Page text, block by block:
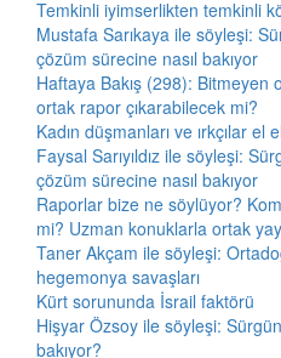
Temkinli iyimserlikten temkinli
Mustafa Sarıkaya ile söyleşi:
çözüm sürecine nasıl bakıyor
Haftaya Bakış (298): Bitmeyen
ortak rapor çıkarabilecek mi?
Kadın düşmanları ve ırkçılar el
Faysal Sarıyıldız ile söyleşi:
çözüm sürecine nasıl bakıyor
Raporlar bize ne söylüyor?
mi? Uzman konuklarla ortak
Taner Akçam ile söyleşi:
hegemonya savaşları
Kürt sorununda İsrail faktörü
Hişyar Özsoy ile söyleşi:
bakıyor?